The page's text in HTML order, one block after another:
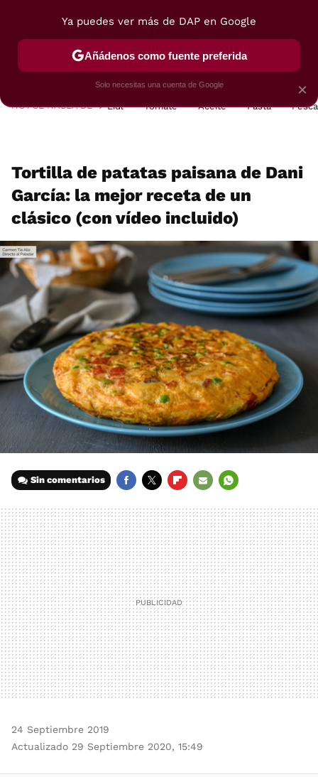
POSTRES VIAJES SELECCIÓN VEGUI
HOY SE HABLA DE Lidl Tomate Aceite Pasta
Tortilla de patatas paisana de Dani
García: la mejor receta de un
clásico (con vídeo incluido)
Sin comentarios
MAIL
24 Septiembre 2019
Actualizado 29 Septiembre 2020, 15:49
×
Ya puedes ver más de DAP en Google
Añádenos como fuente preferida
Solo necesitas una cuenta de Google